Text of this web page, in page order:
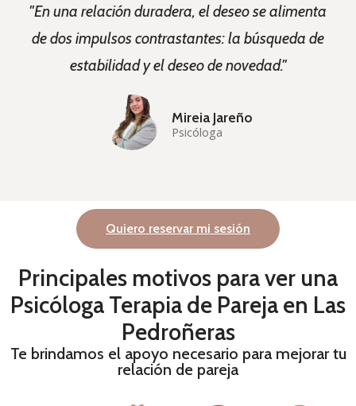
"En una relación duradera, el deseo se alimenta
de dos impulsos contrastantes: la búsqueda de
estabilidad y el deseo de novedad."
Mireia Jareño
Psicóloga
Quiero reservar mi sesión
Principales motivos para ver una
Psicóloga Terapia de Pareja en Las
Pedroñeras
Te brindamos el apoyo necesario para mejorar tu
relación de pareja